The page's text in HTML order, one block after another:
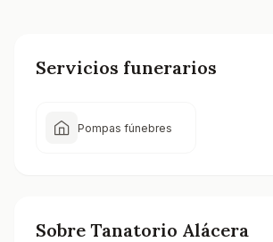
Servicios funerarios
Pompas fúnebres
Sobre Tanatorio Alácera